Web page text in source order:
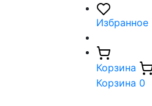
Избранное
Корзина
Корзина 0